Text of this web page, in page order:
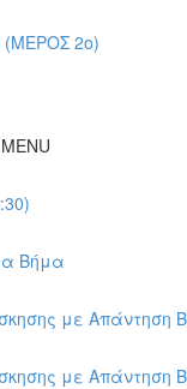
(ΜΕΡΟΣ 2ο)
Βήμα
με Απάντηση
με Απάντηση